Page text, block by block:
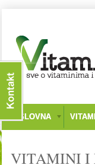
NASLOVNA
VITAMINI I